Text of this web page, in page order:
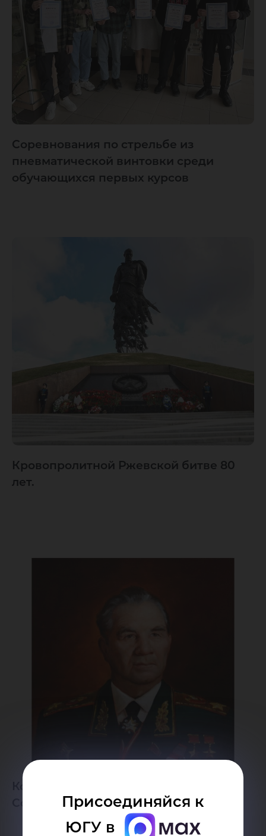
Присоединяйся к
ЮГУ в
Соревнования по стрельбе из
пневматической винтовки среди
обучающихся первых курсов
Кровопролитной Ржевской битве 80
лет.
Советского Союза